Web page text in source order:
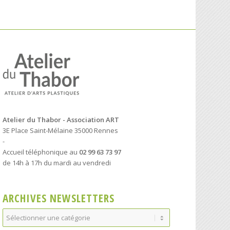
Atelier du Thabor - Association ART
3E Place Saint-Mélaine 35000 Rennes
-
Accueil téléphonique au 02 99 63 73 97
de 14h à 17h du mardi au vendredi
ARCHIVES NEWSLETTERS
Archives
Newsletters